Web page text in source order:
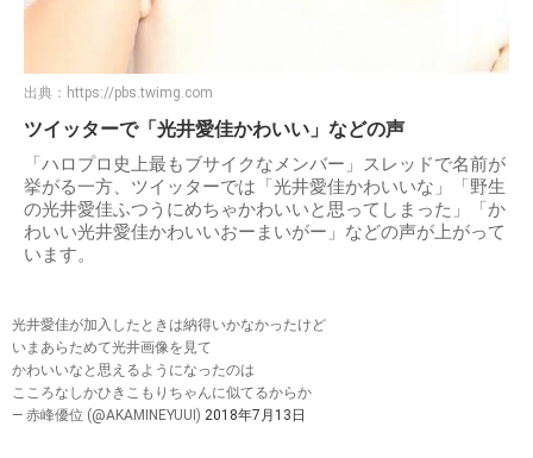
出典： https://pbs.twimg.com
ツイッターで「光井愛佳かわいい」などの声
「ハロプロ史上最もブサイクなメンバー」スレッドで名前が
挙がる一方、ツイッターでは「光井愛佳かわいいな」「野生
の光井愛佳ふつうにめちゃかわいいと思ってしまった」「か
わいい光井愛佳かわいいおーまいがー」などの声が上がって
います。
光井愛佳が加入したときは納得いかなかったけど
いまあらためて光井画像を見て
かわいいなと思えるようになったのは
こころなしかひきこもりちゃんに似てるからか
— 赤峰優位 (@AKAMINEYUUI) 2018年7月13日